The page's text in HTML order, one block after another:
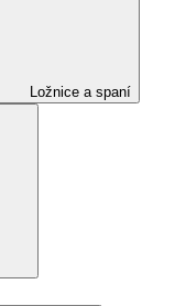
Ložnice a spaní